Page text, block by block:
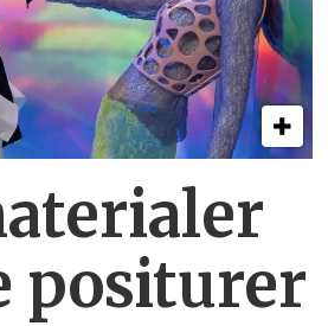
positurer